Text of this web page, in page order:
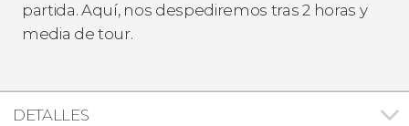
partida. Aquí, nos despediremos tras 2 horas y
media de tour.
DETALLES